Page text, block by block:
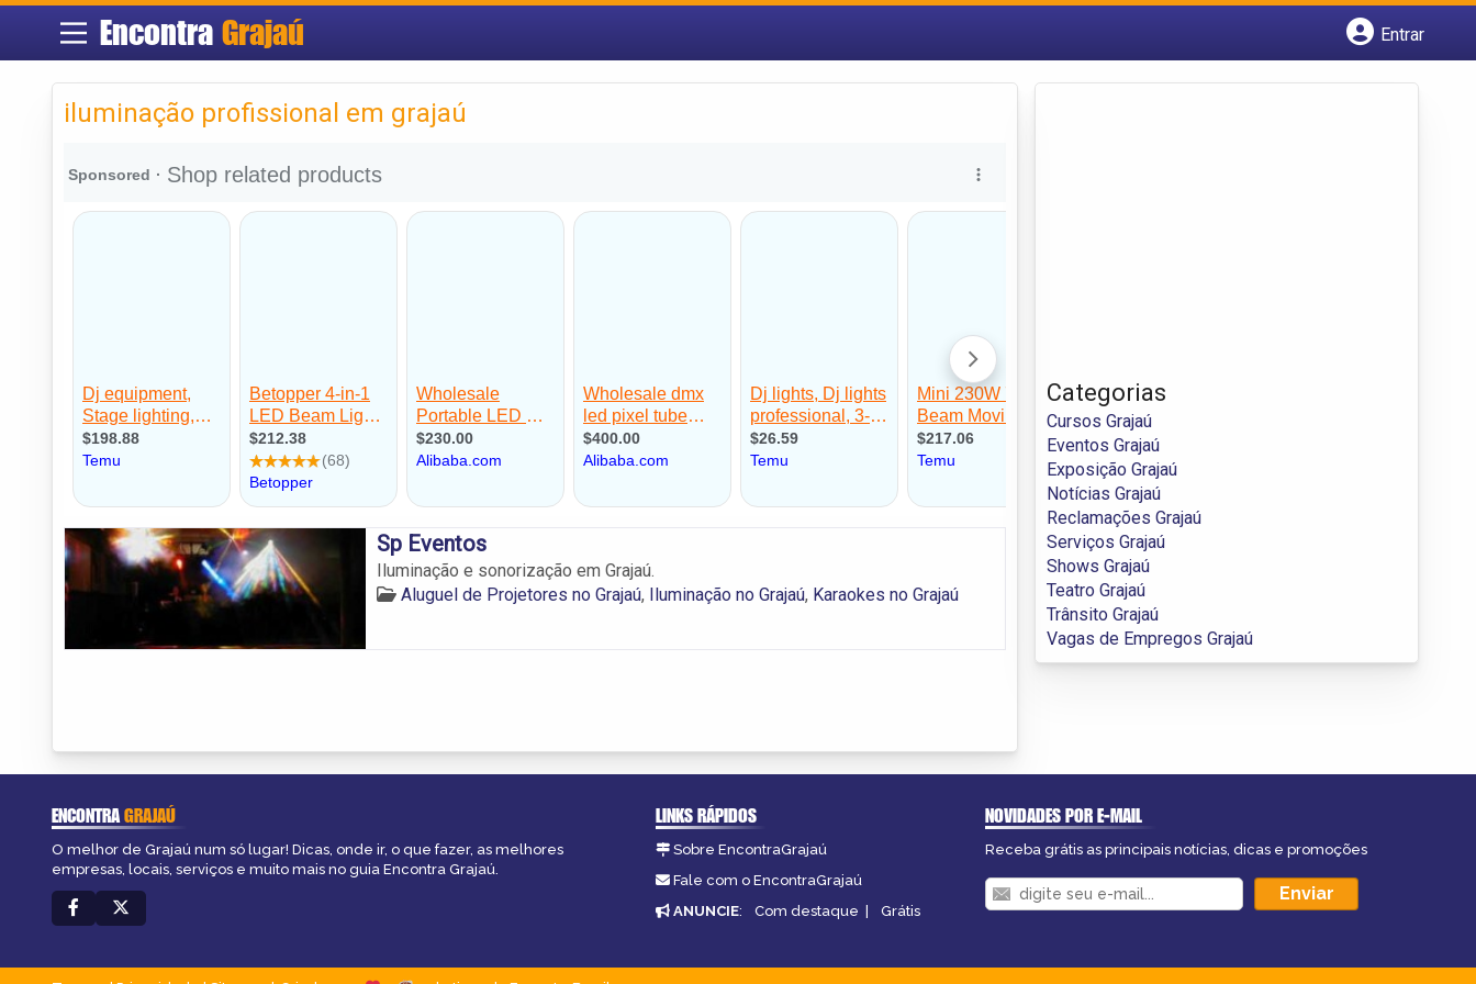
Encontra Grajaú
Entrar
iluminação profissional em grajaú
Sp Eventos
Iluminação e sonorização em Grajaú.
Aluguel de Projetores no Grajaú, Iluminação no Grajaú, Karaokes no Grajaú
Categorias
Cursos Grajaú
Eventos Grajaú
Exposição Grajaú
Notícias Grajaú
Reclamações Grajaú
Serviços Grajaú
Shows Grajaú
Teatro Grajaú
Trânsito Grajaú
Vagas de Empregos Grajaú
ENCONTRAGRAJAÚ
O melhor de Grajaú num só lugar! Dicas, onde ir, o que fazer, as melhores
empresas, locais, serviços e muito mais no guia Encontra Grajaú.
LINKS RÁPIDOS
Sobre EncontraGrajaú
Fale com o EncontraGrajaú
ANUNCIE: Com destaque | Grátis
NOVIDADES POR E-MAIL
Receba grátis as principais notícias, dicas e promoções